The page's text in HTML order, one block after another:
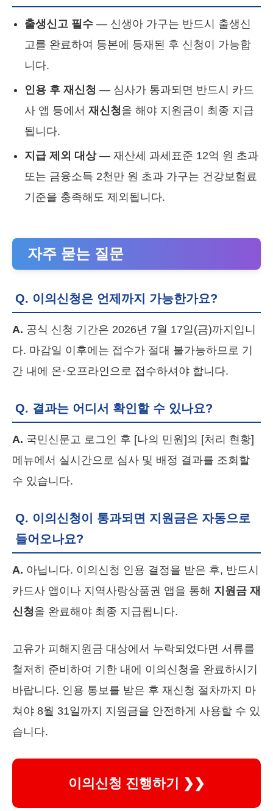
출생신고 필수 — 신생아 가구는 반드시 출생신
고를 완료하여 등본에 등재된 후 신청이 가능합
니다.
인용 후 재신청 — 심사가 통과되면 반드시 카드
사 앱 등에서 재신청을 해야 지원금이 최종 지급
됩니다.
지급 제외 대상— 재산세 과세표준 12억 원 초과
또는 금융소득 2천만 원 초과 가구는 건강보험료
기준을 충족해도 제외됩니다.
자주 묻는 질문
Q. 이의신청은 언제까지 가능한가요?
A. 공식 신청 기간은 2026년 7월 17일(금)까지입니
다. 마감일 이후에는 접수가 절대 불가능하므로 기
간 내에 온·오프라인으로 접수하셔야 합니다.
Q. 결과는 어디서 확인할 수 있나요?
A. 국민신문고 로그인 후 [나의 민원]의 [처리 현황]
메뉴에서 실시간으로 심사 및 배정 결과를 조회할
수 있습니다.
Q. 이의신청이 통과되면 지원금은 자동으로
들어오나요?
A. 아닙니다. 이의신청 인용 결정을 받은 후, 반드시
카드사 앱이나 지역사랑상품권 앱을 통해 지원금 재
신청을 완료해야 최종 지급됩니다.
고유가 피해지원금 대상에서 누락되었다면 서류를
철저히 준비하여 기한 내에 이의신청을 완료하시기
바랍니다. 인용 통보를 받은 후 재신청 절차까지 마
쳐야 8월 31일까지 지원금을 안전하게 사용할 수 있
습니다.
이의신청 진행하기 ❯❯